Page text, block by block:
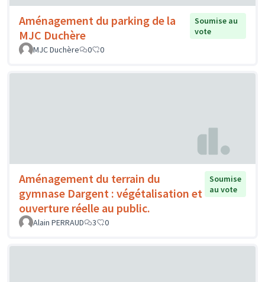
Aménagement du parking de la
MJC Duchère
Soumise au
vote
MJC Duchère
0 0
Aménagement du terrain du
gymnase Dargent : végétalisation et
ouverture réelle au public.
Soumise
au vote
Alain PERRAUD 3 0